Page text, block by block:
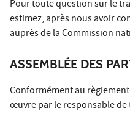
Pour toute question sur le
estimez, après nous avoir
auprès de la Commission
ASSEMBLÉE DES
Conformément au
œuvre par le responsable de